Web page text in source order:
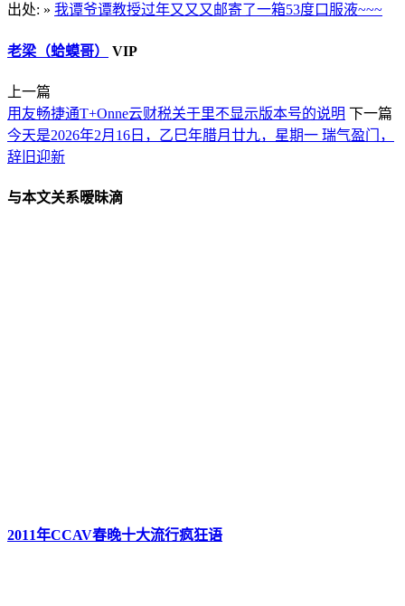
出处: » 我谭爷谭教授过年又又又邮寄了一箱53度口服液~~~
老梁（蛤蟆哥） VIP
上一篇
用友畅捷通T+Onne云财税关于里不显示版本号的说明 下一篇
今天是2026年2月16日，乙巳年腊月廿九，星期一 瑞气盈门，
辞旧迎新
与本文关系暧昧滴
2011年CCAV春晚十大流行疯狂语